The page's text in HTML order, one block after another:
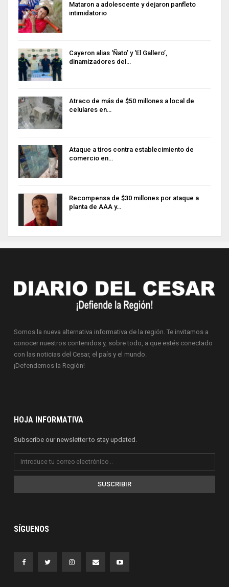
Mataron a adolescente y dejaron panfleto
intimidatorio
Cayeron alias ‘Ñato’ y ‘El Gallero’,
dinamizadores del…
Atraco de más de $50 millones a local de
celulares en…
Ataque a tiros contra establecimiento de
comercio en…
Recompensa de $30 millones por ataque a
planta de AAA y…
Somos la nueva alternativa informativa de la región. Te invitamos a
conocer nuestros contenidos y, sobre todo, a que estés conectado
con las noticias del Cesar, el país y el mundo.
¡Defendemos la Región!
HOJA INFORMATIVA
Subscribe our newsletter to stay updated.
SUSCRIBIR
SÍGUENOS